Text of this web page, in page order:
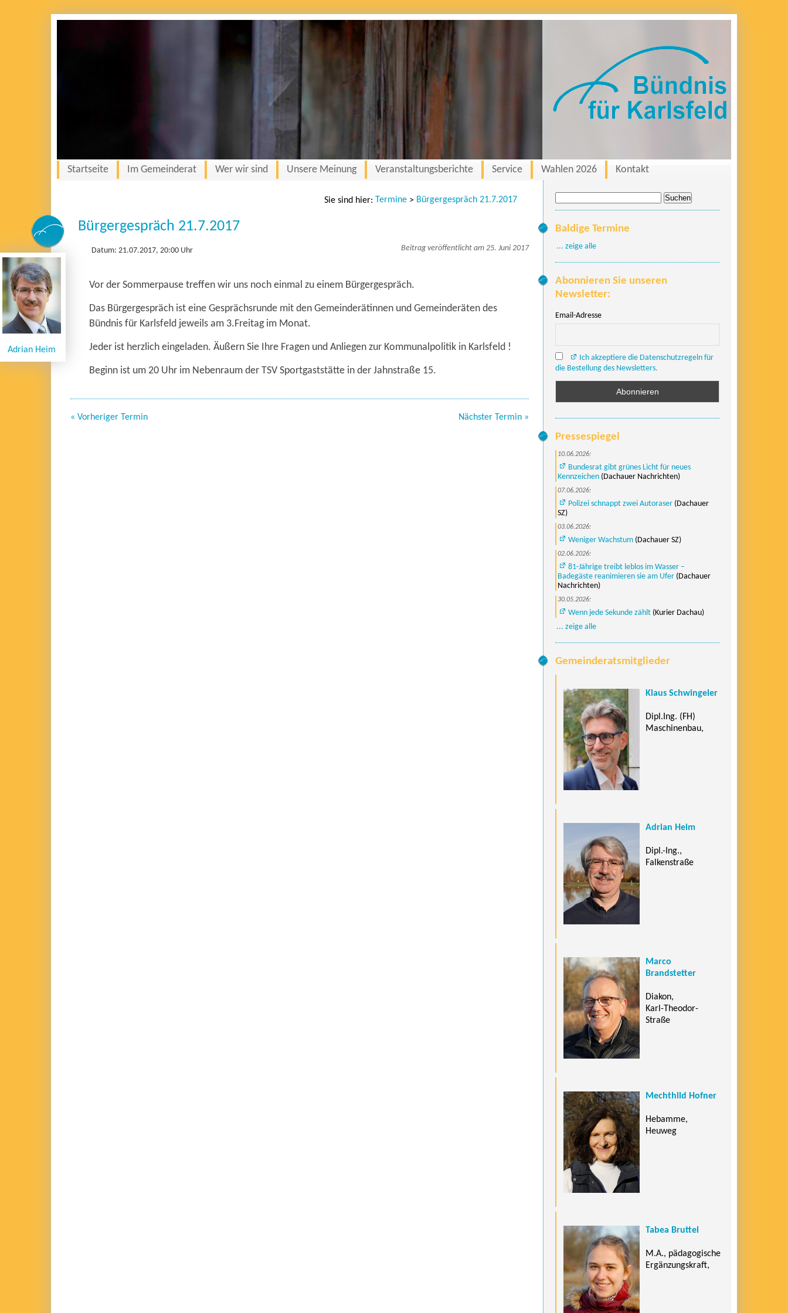
Startseite Im Gemeinderat Wer wir sind Unsere Meinung Veranstaltungsberichte Service Wahlen 2026 Kontakt
Sie sind hier: Termine > Bürgergespräch 21.7.2017
Bürgergespräch 21.7.2017
Datum: 21.07.2017, 20:00 Uhr Beitrag veröffentlicht am 25. Juni 2017
Adrian Heim
Vor der Sommerpause treffen wir uns noch einmal zu einem Bürgergespräch.
Das Bürgergespräch ist eine Gesprächsrunde mit den Gemeinderätinnen und Gemeinderäten des
Bündnis für Karlsfeld jeweils am 3.Freitag im Monat.
Jeder ist herzlich eingeladen. Äußern Sie Ihre Fragen und Anliegen zur Kommunalpolitik in Karlsfeld !
Beginn ist um 20 Uhr im Nebenraum der TSV Sportgaststätte in der Jahnstraße 15.
« Vorheriger Termin Nächster Termin »
nach:
Baldige Termine
... zeige alle
Abonnieren Sie unseren
Newsletter:
Email-Adresse
Ich akzeptiere die Datenschutzregeln für
die Bestellung des Newsletters.
Pressespiegel
10.06.2026:
Bundesrat gibt grünes Licht für neues
Kennzeichen (Dachauer Nachrichten)
07.06.2026:
Polizei schnappt zwei Autoraser (Dachauer
SZ)
03.06.2026:
Weniger Wachstum (Dachauer SZ)
02.06.2026:
81-Jährige treibt leblos im Wasser –
Badegäste reanimieren sie am Ufer (Dachauer
Nachrichten)
30.05.2026:
Wenn jede Sekunde zählt (Kurier Dachau)
... zeige alle
Gemeinderatsmitglieder
Klaus Schwingeler
Dipl.Ing. (FH)
Maschinenbau,
Adrian Heim
Dipl.-Ing.,
Falkenstraße
Marco
Brandstetter
Diakon,
Karl-Theodor-
Straße
Mechthild Hofner
Hebamme,
Heuweg
Tabea Bruttel
M.A., pädagogische
Ergänzungskraft,